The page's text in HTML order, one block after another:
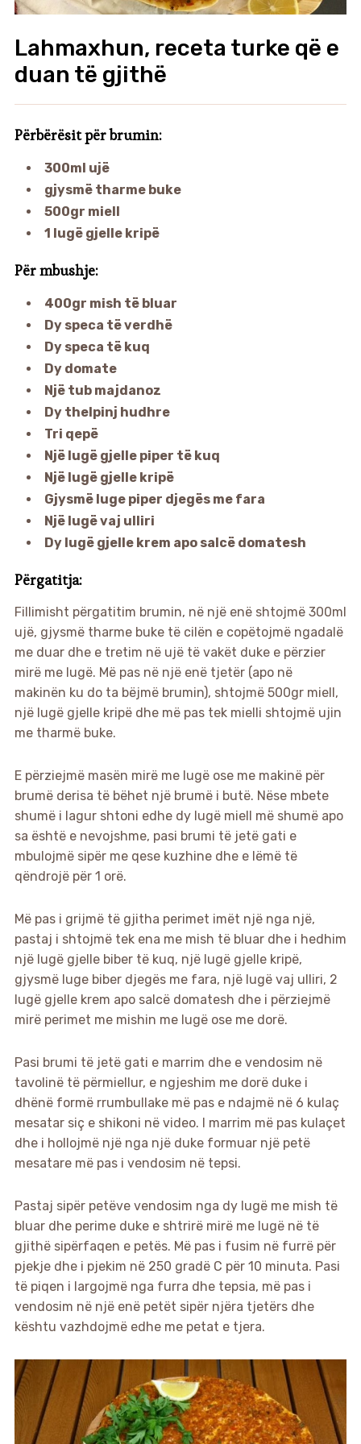
Lahmaxhun, receta turke që e
duan të gjithë
Përbërësit për brumin:
300ml ujë
gjysmë tharme buke
500gr miell
1 lugë gjelle kripë
Për mbushje:
400gr mish të bluar
Dy speca të verdhë
Dy speca të kuq
Dy domate
Një tub majdanoz
Dy thelpinj hudhre
Tri qepë
Një lugë gjelle piper të kuq
Një lugë gjelle kripë
Gjysmë luge piper djegës me fara
Një lugë vaj ulliri
Dy lugë gjelle krem apo salcë domatesh
Përgatitja:
Fillimisht përgatitim brumin, në një enë shtojmë 300ml
ujë, gjysmë tharme buke të cilën e copëtojmë ngadalë
me duar dhe e tretim në ujë të vakët duke e përzier
mirë me lugë. Më pas në një enë tjetër (apo në
makinën ku do ta bëjmë brumin), shtojmë 500gr miell,
një lugë gjelle kripë dhe më pas tek mielli shtojmë ujin
me tharmë buke.
E përziejmë masën mirë me lugë ose me makinë për
brumë derisa të bëhet një brumë i butë. Nëse mbete
shumë i lagur shtoni edhe dy lugë miell më shumë apo
sa është e nevojshme, pasi brumi të jetë gati e
mbulojmë sipër me qese kuzhine dhe e lëmë të
qëndrojë për 1 orë.
Më pas i grijmë të gjitha perimet imët një nga një,
pastaj i shtojmë tek ena me mish të bluar dhe i hedhim
një lugë gjelle biber të kuq, një lugë gjelle kripë,
gjysmë luge biber djegës me fara, një lugë vaj ulliri, 2
lugë gjelle krem apo salcë domatesh dhe i përziejmë
mirë perimet me mishin me lugë ose me dorë.
Pasi brumi të jetë gati e marrim dhe e vendosim në
tavolinë të përmiellur, e ngjeshim me dorë duke i
dhënë formë rrumbullake më pas e ndajmë në 6 kulaç
mesatar siç e shikoni në video. I marrim më pas kulaçet
dhe i hollojmë një nga një duke formuar një petë
mesatare më pas i vendosim në tepsi.
Pastaj sipër petëve vendosim nga dy lugë me mish të
bluar dhe perime duke e shtrirë mirë me lugë në të
gjithë sipërfaqen e petës. Më pas i fusim në furrë për
pjekje dhe i pjekim në 250 gradë C për 10 minuta. Pasi
të piqen i largojmë nga furra dhe tepsia, më pas i
vendosim në një enë petët sipër njëra tjetërs dhe
kështu vazhdojmë edhe me petat e tjera.